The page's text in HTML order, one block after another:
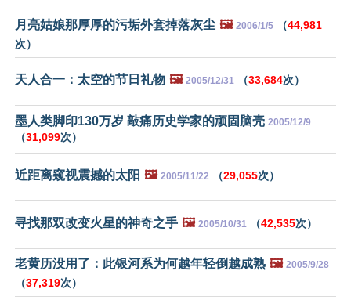
月亮姑娘那厚厚的污垢外套掉落灰尘 🖼️ 2006/1/5 （44,981
次）
天人合一：太空的节日礼物 🖼️ 2005/12/31 （33,684次）
墨人类脚印130万岁 敲痛历史学家的顽固脑壳 2005/12/9
（31,099次）
近距离窥视震撼的太阳 🖼️ 2005/11/22 （29,055次）
寻找那双改变火星的神奇之手 🖼️ 2005/10/31 （42,535次）
老黄历没用了：此银河系为何越年轻倒越成熟 🖼️ 2005/9/28
（37,319次）